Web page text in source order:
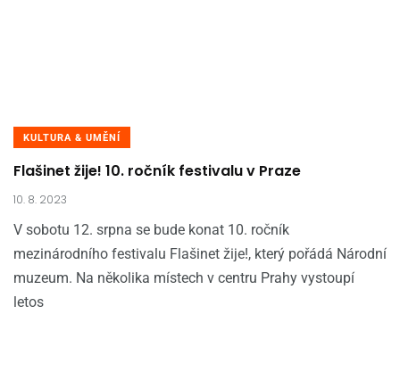
KULTURA & UMĚNÍ
Flašinet žije! 10. ročník festivalu v Praze
10. 8. 2023
V sobotu 12. srpna se bude konat 10. ročník
mezinárodního festivalu Flašinet žije!, který pořádá Národní
muzeum. Na několika místech v centru Prahy vystoupí
letos